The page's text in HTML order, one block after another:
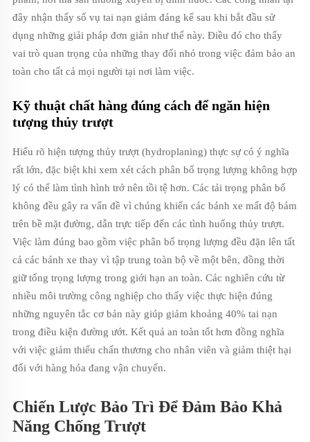
đây nhận thấy số vụ tai nạn giảm đáng kể sau khi bắt đầu sử
dụng những giải pháp đơn giản như thế này. Điều đó cho thấy
vai trò quan trọng của những thay đổi nhỏ trong việc đảm bảo an
toàn cho tất cả mọi người tại nơi làm việc.
Kỹ thuật chất hàng đúng cách để ngăn hiện
tượng thủy trượt
Hiểu rõ hiện tượng thủy trượt (hydroplaning) thực sự có ý nghĩa
rất lớn, đặc biệt khi xem xét cách phân bố trọng lượng không hợp
lý có thể làm tình hình trở nên tồi tệ hơn. Các tải trọng phân bố
không đều gây ra vấn đề vì chúng khiến các bánh xe mất độ bám
trên bề mặt đường, dẫn trực tiếp đến các tình huống thủy trượt.
Việc làm đúng bao gồm việc phân bố trọng lượng đều đặn lên tất
cả các bánh xe thay vì tập trung toàn bộ về một bên, đồng thời
giữ tổng trọng lượng trong giới hạn an toàn. Các nghiên cứu từ
nhiều môi trường công nghiệp cho thấy việc thực hiện đúng
những nguyên tắc cơ bản này giúp giảm khoảng 40% tai nạn
trong điều kiện đường ướt. Kết quả an toàn tốt hơn đồng nghĩa
với việc giảm thiểu chấn thương cho nhân viên và giảm thiệt hại
đối với hàng hóa đang vận chuyển.
Chiến Lược Bảo Trì Để Đảm Bảo Khả
Năng Chống Trượt